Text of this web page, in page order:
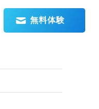
無料体験